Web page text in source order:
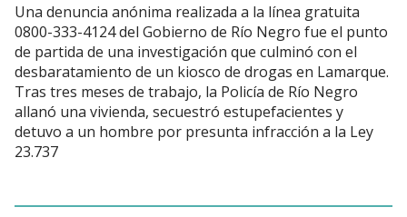
Una denuncia anónima realizada a la línea gratuita
0800-333-4124 del Gobierno de Río Negro fue el punto
de partida de una investigación que culminó con el
desbaratamiento de un kiosco de drogas en Lamarque.
Tras tres meses de trabajo, la Policía de Río Negro
allanó una vivienda, secuestró estupefacientes y
detuvo a un hombre por presunta infracción a la Ley
23.737